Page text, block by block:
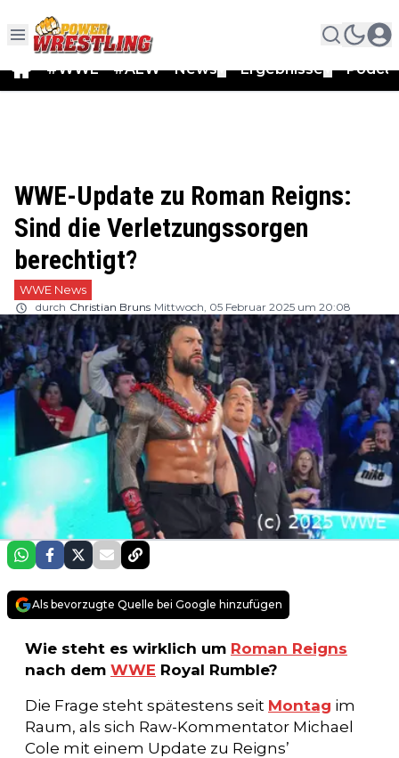
#WWE #AEW News Ergebnisse
WWE-Update zu Roman Reigns:
Sind die Verletzungssorgen
berechtigt?
WWE News
durch Christian Bruns Mittwoch, 05 Februar 2025 um 20:08
Als bevorzugte Quelle bei Google hinzufügen
Wie steht es wirklich um Roman Reigns
nach dem WWE Royal Rumble?
Die Frage steht spätestens seit Montag im
Raum, als sich Raw-Kommentator Michael
Cole mit einem Update zu Reigns’